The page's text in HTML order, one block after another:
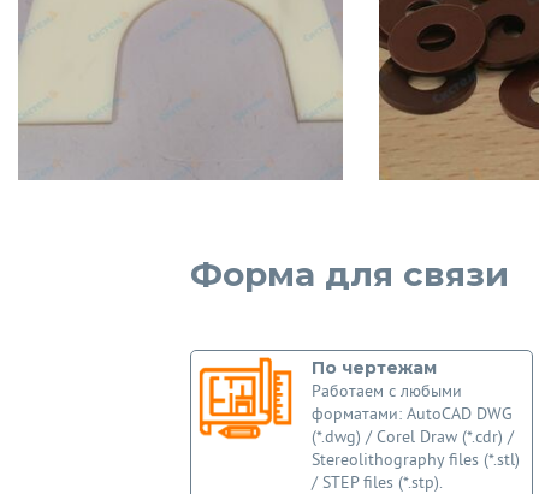
Форма для связи
По чертежам
Работаем с любыми
форматами: AutoCAD DWG
(*.dwg) / Corel Draw (*.cdr) /
Stereolithography files (*.stl)
/ STEP files (*.stp).